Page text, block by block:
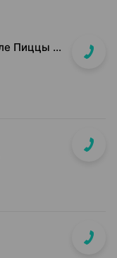
ул. Маяковского, д. 10, пом. 13 (возле Пиццы Мании)